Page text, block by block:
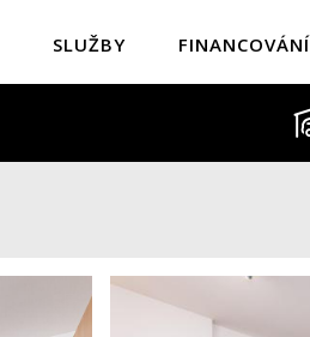
SLUŽBY FINANCOVÁNÍ